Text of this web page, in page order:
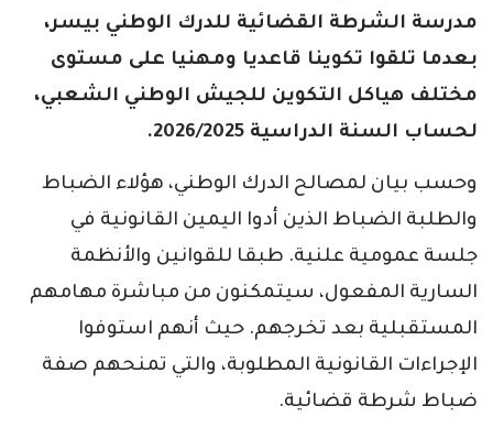
مدرسة الشرطة القضائية للدرك الوطني بيسر،
بعدما تلقوا تكوينا قاعديا ومهنيا على مستوى
مختلف هياكل التكوين للجيش الوطني الشعبي،
لحساب السنة الدراسية 2026/2025.
وحسب بيان لمصالح الدرك الوطني، هؤلاء الضباط
والطلبة الضباط الذين أدوا اليمين القانونية في
جلسة عمومية علنية. طبقا للقوانين والأنظمة
السارية المفعول، سيتمكنون من مباشرة مهامهم
المستقبلية بعد تخرجهم. حيث أنهم استوفوا
الإجراءات القانونية المطلوبة، والتي تمنحهم صفة
ضباط شرطة قضائية.